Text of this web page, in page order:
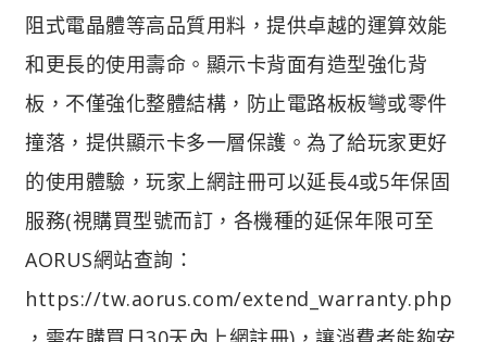
阻式電晶體等高品質用料，提供卓越的運算效能
和更長的使用壽命。顯示卡背面有造型強化背
板，不僅強化整體結構，防止電路板板彎或零件
撞落，提供顯示卡多一層保護。為了給玩家更好
的使用體驗，玩家上網註冊可以延長4或5年保固
服務(視購買型號而訂，各機種的延保年限可至
AORUS網站查詢：
https://tw.aorus.com/extend_warranty.php